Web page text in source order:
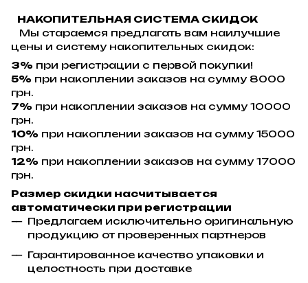
НАКОПИТЕЛЬНАЯ СИСТЕМА СКИДОК
Мы стараемся предлагать вам наилучшие
цены и систему накопительных скидок:
3% при регистрации с первой покупки!
5% при накоплении заказов на сумму 8000
грн.
7% при накоплении заказов на сумму 10000
грн.
10% при накоплении заказов на сумму 15000
грн.
12% при накоплении заказов на сумму 17000
грн.
Размер скидки насчитывается
автоматически при регистрации
Предлагаем исключительно оригинальную
продукцию от проверенных партнеров
Гарантированное качество упаковки и
целостность при доставке